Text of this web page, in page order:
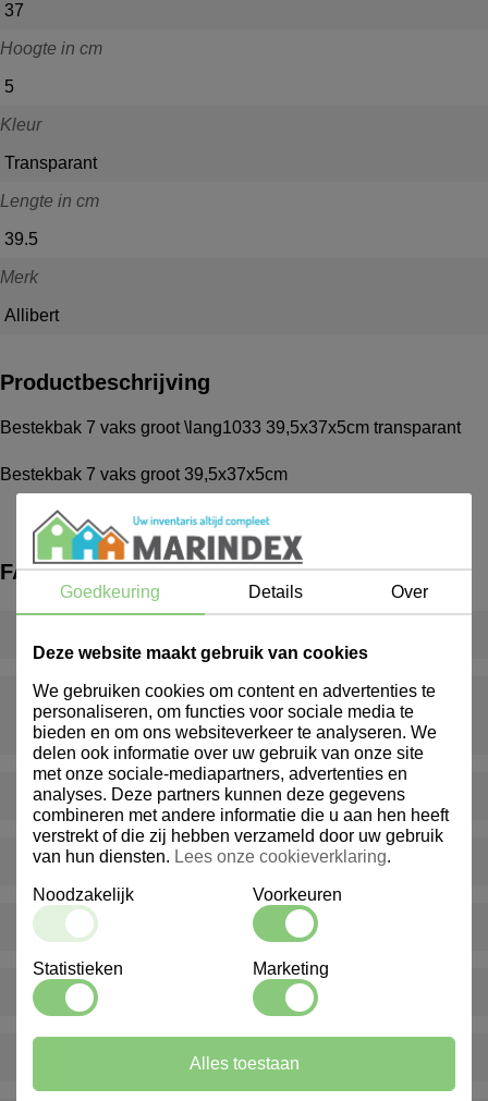
37
Hoogte in cm
5
Kleur
Transparant
Lengte in cm
39.5
Merk
Allibert
Productbeschrijving
Bestekbak 7 vaks groot \lang1033 39,5x37x5cm transparant
Bestekbak 7 vaks groot 39,5x37x5cm
FAQ
Wat gebeurt er als er iets ontbreekt of beschadigd is bij
levering?
Levert Marindex ook buiten Nederland?
Bieden jullie ook advies op maat aan?
Hoe kan ik klant worden bij Marindex?
Bieden jullie ook gepersonaliseerde producten aan?
Hoe snel worden bestellingen geleverd?
Goedkeuring Details Over
Deze website maakt gebruik van cookies
We gebruiken cookies om content en advertenties te
personaliseren, om functies voor sociale media te
bieden en om ons websiteverkeer te analyseren. We
delen ook informatie over uw gebruik van onze site
met onze sociale-mediapartners, advertenties en
analyses. Deze partners kunnen deze gegevens
combineren met andere informatie die u aan hen heeft
verstrekt of die zij hebben verzameld door uw gebruik
van hun diensten. Lees onze cookieverklaring.
Noodzakelijk Voorkeuren
Statistieken Marketing
Alles toestaan